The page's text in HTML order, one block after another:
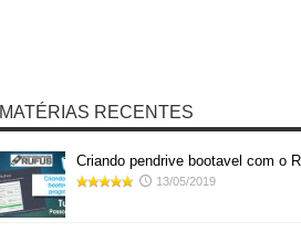
MATÉRIAS RECENTES
Criando pendrive bootavel com o
13/05/2019